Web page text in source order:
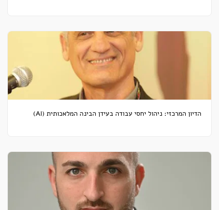
הדיון המרכזי: ניהול יחסי עבודה בעידן הבינה המלאכותית (AI)